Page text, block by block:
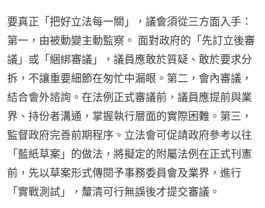
要真正「把好立法每一關」，議會須從三方面入手：
第一，由被動變主動監察。 面對政府的「先訂立後審
議」或「綑綁審議」，議員應敢於質疑、敢於要求分
拆，不讓重要細節在匆忙中漏眼。第二，會內審議，
結合會外諮詢。在法例正式審議前，議員應提前與業
界、持份者溝通，掌握執行層面的實際困難。第三，
監督政府完善前期程序。立法會可促請政府參考以往
「藍紙草案」的做法，將擬定的附屬法例在正式刊憲
前，先以草案形式傳閱予事務委員會及業界，進行
「實戰測試」，釐清可行無誤後才提交審議。